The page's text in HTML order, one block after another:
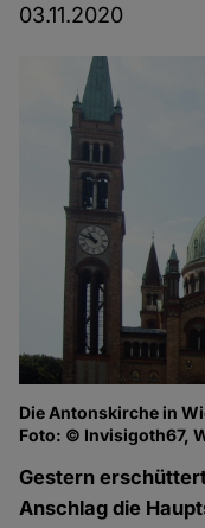
03.11.2020
Die Antonskirche in
Foto: © Invisigoth67,
Gestern
Anschlag die